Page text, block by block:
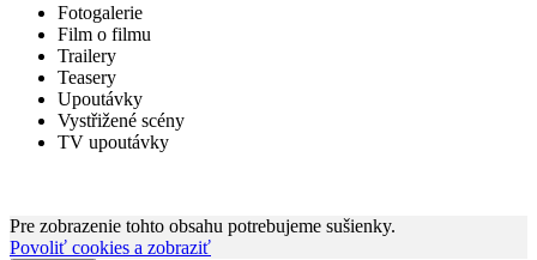
Fotogalerie
Film o filmu
Trailery
Teasery
Upoutávky
Vystřižené scény
TV upoutávky
Pre zobrazenie tohto obsahu potrebujeme sušienky.
Povoliť cookies a zobraziť